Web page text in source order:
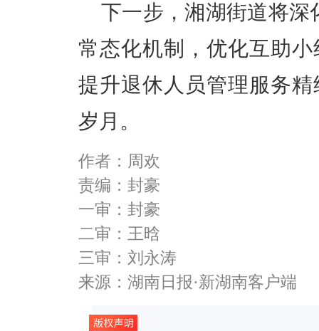
下一步，湘湖街道将深
常态化机制，优化互助
提升退休人员管理服务
岁月。
作者：周欢
责编：封豪
一审：封豪
二审：王晗
三审：刘永涛
来源：湖南日报·新湖南客户端